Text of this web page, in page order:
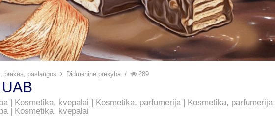
prekės, paslaugos Didmeninė prekyba 289
| Kosmetika, kvepalai | Kosmetika, parfumerija | Kosmetika,
| Kosmetika, kvepalai